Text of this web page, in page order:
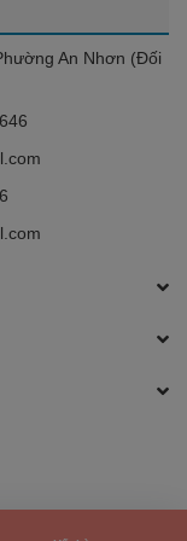
An Nhơn (Đối